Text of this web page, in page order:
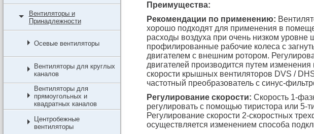
Вентиляторы и
Принадлежности
Осевые вентиляторы
Вентиляторы для круглых
каналов
Вентиляторы для
прямоугольных и
квадратных каналов
Центробежные
вентиляторы
Преимущества:
Рекомендации по применению:
хорошо подходят для применения в
расходы воздуха при очень низком
профилированные рабочие колеса с
двигателем с внешним ротором.
двигателей производится путем
скорости крышных вентиляторов DVS /
частотный преобразователь с синус-
Регулирование скорости: Скорость 1-
регулировать с помощью тиристора или 5-
Регулирование скорости 2-скоростных
осуществляется изменением способа